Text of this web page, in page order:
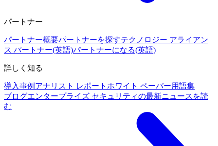
パートナー
パートナー概要パートナーを探すテクノロジー アライアン
ス パートナー(英語)パートナーになる(英語)
詳しく知る
導入事例 アナリスト レポート ホワイト ペーパー用語集
ブログエンタープライズ セキュリティの最新ニュースを読
む